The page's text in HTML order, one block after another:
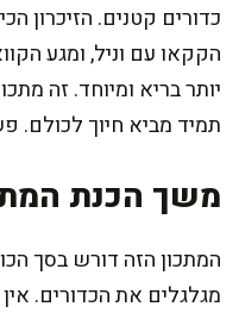
כדורים קטנים. הזיכרון
הקקאו עם וניל, ומגע
יותר בריא ומיוחד. זה
תמיד מביא חיוך
משך הכנת
מגלגלים את הכדורים.